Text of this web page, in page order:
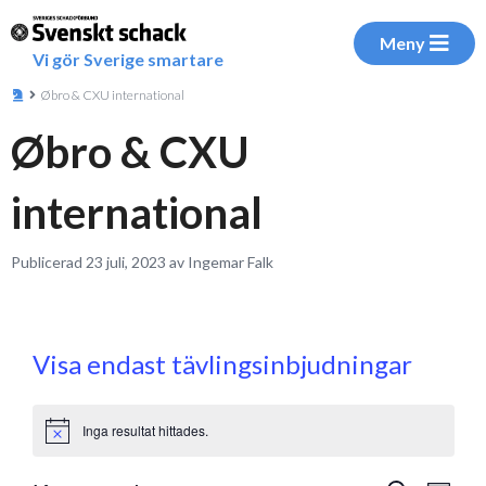
Vi gör Sverige smartare
Meny
Øbro & CXU international
Øbro & CXU
international
Publicerad 23 juli, 2023 av Ingemar Falk
Visa endast tävlingsinbjudningar
Notice Inga resultat hittades.